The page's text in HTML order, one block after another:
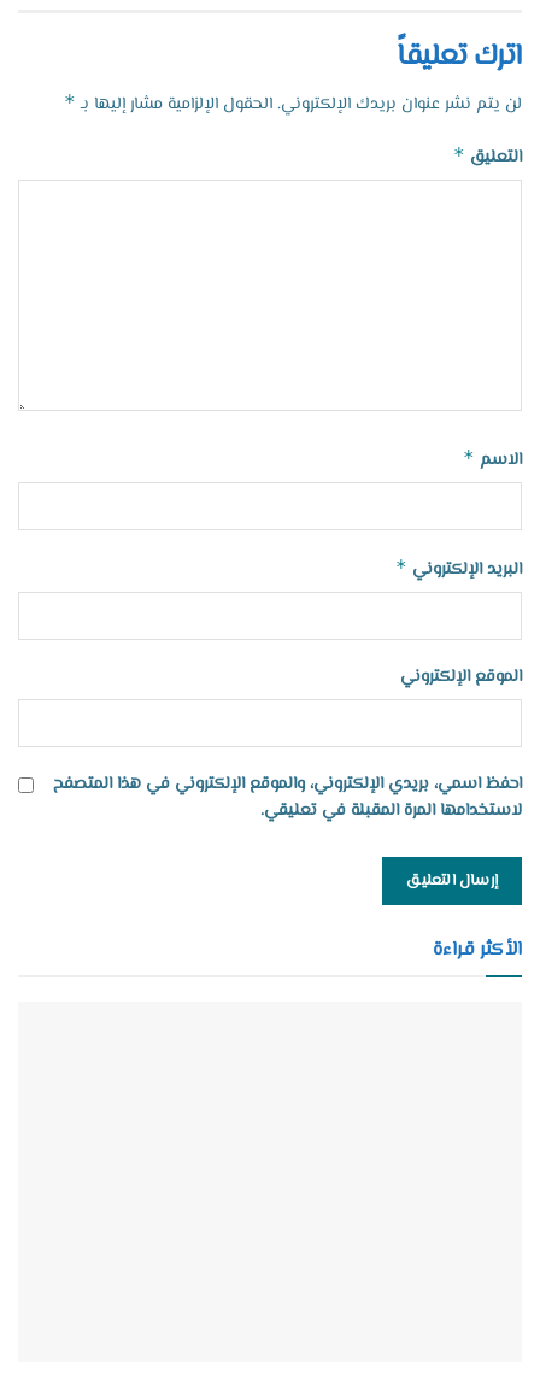
اترك تعليقاً
لن يتم نشر عنوان بريدك الإلكتروني.الحقول الإلزامية مشار إليها بـ *
التعليق *
الاسم *
البريد الإلكتروني *
الموقع الإلكتروني
احفظ اسمي، بريدي الإلكتروني، والموقع الإلكتروني في هذا المتصفح
لاستخدامها المرة المقبلة في تعليقي.
الأكثر قراءة